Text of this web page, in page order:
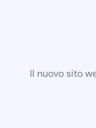
Il nuovo sito